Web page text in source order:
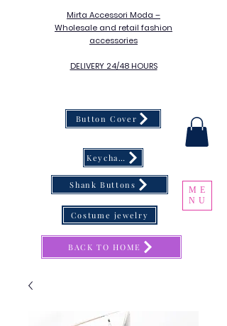
Mirta Accessori Moda –
Wholesale and retail fashion
accessories
DELIVERY 24/48 HOURS
ME
NU
Button Cover
Keychain
Shank Buttons
BACK TO HOME
Costume jewelry